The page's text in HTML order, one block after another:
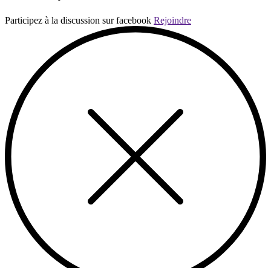
Participez à la discussion sur facebook Rejoindre